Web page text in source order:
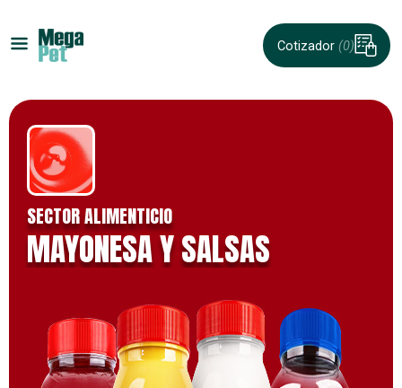
Cotizador (0)
SECTOR ALIMENTICIO
MAYONESA Y SALSAS